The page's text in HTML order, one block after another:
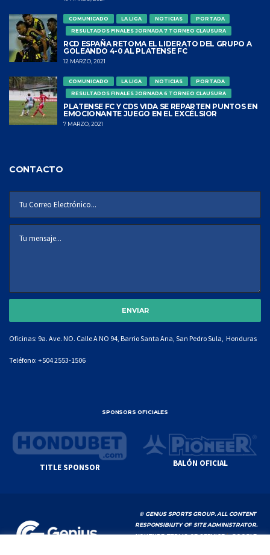
COMUNICADO LA LIGA NOTICIAS
PORTADA
RESULTADOS FINALES JORNADA 7 TORNEO CLAUSURA
RCD ESPAÑA RETOMA EL LIDERATO DEL GRUPO A
GOLEANDO 4-0 AL PLATENSE FC
12 MARZO, 2021
COMUNICADO LA LIGA NOTICIAS
PORTADA
RESULTADOS FINALES JORNADA 6 TORNEO CLAUSURA
PLATENSE FC Y CDS VIDA SE REPARTEN PUNTOS EN
EMOCIONANTE JUEGO EN EL EXCÉLSIOR
7 MARZO, 2021
CONTACTO
Oficinas: 9a. Ave. NO. Calle A NO 94, Barrio Santa Ana, San Pedro Sula, Honduras
Teléfono: +504 2553-1506
SPONSORS OFICIALES
TITLE SPONSOR BALÓN OFICIAL
© GENIUS SPORTS GROUP. ALL CONTENT
RESPONSIBILITY OF SITE ADMINISTRATOR.
YOUTUBE TERMS OF SERVICE|GOOGLE